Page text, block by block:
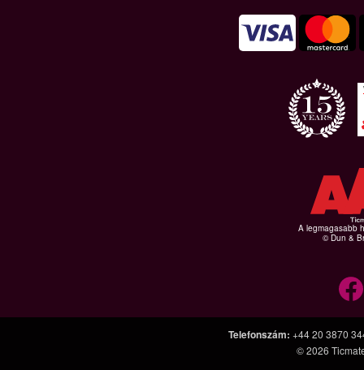
A legmagasabb
© Dun &
Telefonszám: +44 20 3870
© 2026